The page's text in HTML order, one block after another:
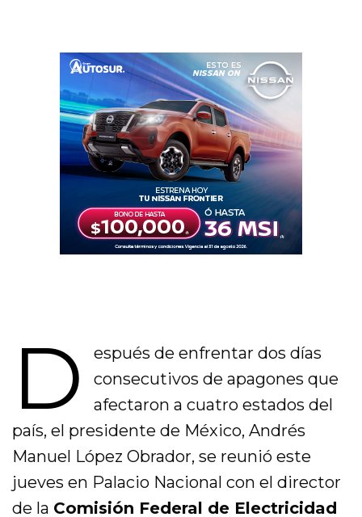
D
espués de enfrentar dos días
consecutivos de apagones que
afectaron a cuatro estados del
país, el presidente de México, Andrés
Manuel López Obrador, se reunió este
jueves en Palacio Nacional con el director
de la Comisión Federal de Electricidad